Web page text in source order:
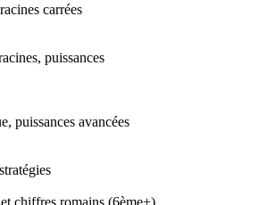
carrées
puissances
puissances avancées
chiffres romains (6ème+)